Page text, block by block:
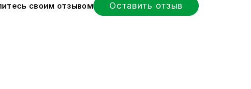
своим отзывом
Оставить отзыв